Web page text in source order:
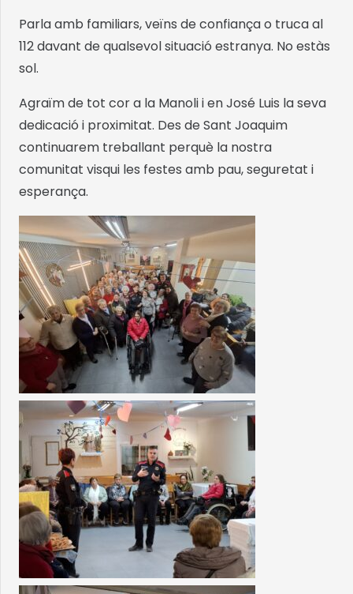
Parla amb familiars, veïns de confiança o truca al
112 davant de qualsevol situació estranya. No estàs
sol.
Agraïm de tot cor a la Manoli i en José Luis la seva
dedicació i proximitat. Des de Sant Joaquim
continuarem treballant perquè la nostra
comunitat visqui les festes amb pau, seguretat i
esperança.